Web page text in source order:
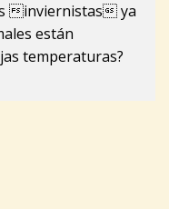
inviernistas ya
están
temperaturas?